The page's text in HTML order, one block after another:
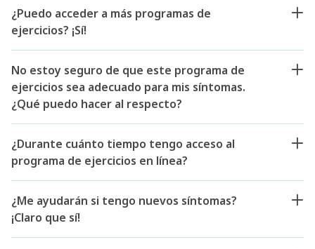
¿Puedo acceder a más programas de
ejercicios? ¡Sí!
No estoy seguro de que este programa de
ejercicios sea adecuado para mis síntomas.
¿Qué puedo hacer al respecto?
¿Durante cuánto tiempo tengo acceso al
programa de ejercicios en línea?
¿Me ayudarán si tengo nuevos síntomas?
¡Claro que sí!